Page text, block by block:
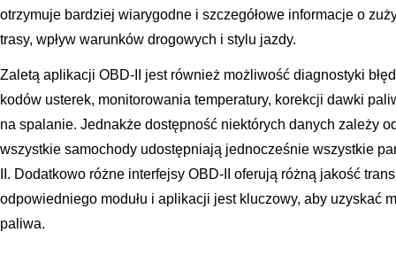
otrzymuje bardziej wiarygodne i szczegółowe informacje o
trasy, wpływ warunków drogowych i stylu jazdy.
Zaletą aplikacji OBD-II jest również możliwość diagnostyki
kodów usterek, monitorowania temperatury, korekcji dawki
na spalanie. Jednakże dostępność niektórych danych zależy
wszystkie samochody udostępniają jednocześnie wszystkie
II. Dodatkowo różne interfejsy OBD-II oferują różną jakość
odpowiedniego modułu i aplikacji jest kluczowy, aby uzyskać
paliwa.